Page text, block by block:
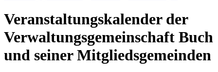
Veranstaltungskalender der
Verwaltungsgemeinschaft Buch
und seiner Mitgliedsgemeinden